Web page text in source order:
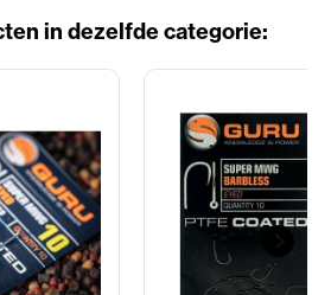
in dezelfde categorie: